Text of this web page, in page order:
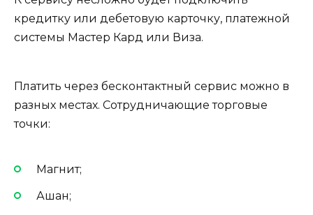
кредитку или дебетовую карточку, платежной
системы Мастер Кард или Виза.
Платить через бесконтактный сервис можно в
разных местах. Сотрудничающие торговые
точки:
Магнит;
Ашан;